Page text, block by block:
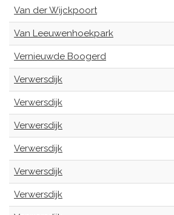
Van der Wijckpoort
Van Leeuwenhoekpark
Vernieuwde Boogerd
Verwersdijk
Verwersdijk
Verwersdijk
Verwersdijk
Verwersdijk
Verwersdijk